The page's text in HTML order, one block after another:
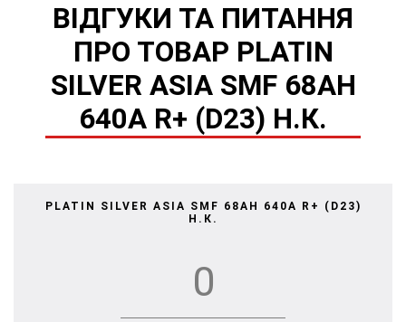
ВІДГУКИ ТА ПИТАННЯ
ПРО ТОВАР PLATIN
SILVER ASIA SMF 68AH
640A R+ (D23) Н.К.
PLATIN SILVER ASIA SMF 68AH 640A R+ (D23)
Н.К.
0